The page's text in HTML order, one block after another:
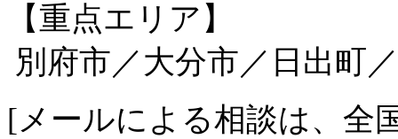
【重点エリア】
別府市／大分市／日出町
[メールによる相談は、全